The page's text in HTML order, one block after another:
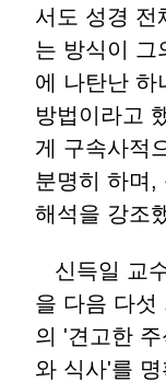
서도 성경 전
는 방식이 그
에 나탄난 하
방법이라고
게 구속사적
분명히 하며,
해석을 강조
신득일 교
을 다음 다섯
의 '견고한
와 식사'를